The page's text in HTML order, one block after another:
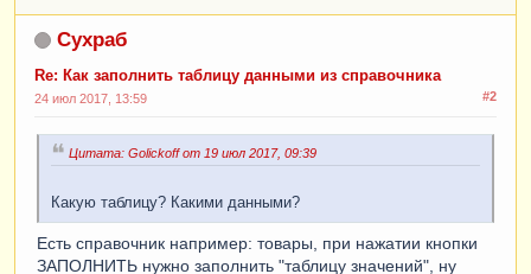
Сухраб
Re: Как заполнить таблицу данными из справочника
#2
24 июл 2017, 13:59
Цитата: Golickoff от 19 июл 2017, 09:39
Какую таблицу? Какими данными?
Есть справочник например: товары, при нажатии кнопки
ЗАПОЛНИТЬ нужно заполнить "таблицу значений", ну